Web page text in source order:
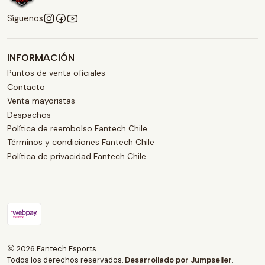
Síguenos
INFORMACIÓN
Puntos de venta oficiales
Contacto
Venta mayoristas
Despachos
Política de reembolso Fantech Chile
Términos y condiciones Fantech Chile
Política de privacidad Fantech Chile
2026 Fantech Esports.
Todos los derechos reservados. Desarrollado por Jumpseller.